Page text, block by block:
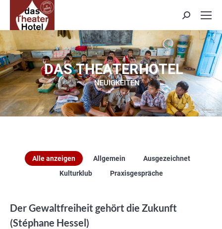
Search:
DAS THEATERHOTEL
NEUIGKEITEN
Alle anzeigen Allgemein
Ausgezeichnet
Kulturklub
Praxisgespräche
Der Gewaltfreiheit gehört die Zukunft
(Stéphane Hessel)